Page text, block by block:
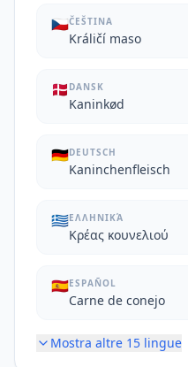
🇨🇿ČEŠTINA
Králičí maso
🇩🇰 DANSK
Kaninkød
🇩🇪DEUTSCH
Kaninchenfleisch
🇬🇷ΕΛΛΗΝΙΚΆ
Κρέας κουνελιού
🇪🇸ESPAÑOL
Carne de conejo
Mostra altre 15 lingue